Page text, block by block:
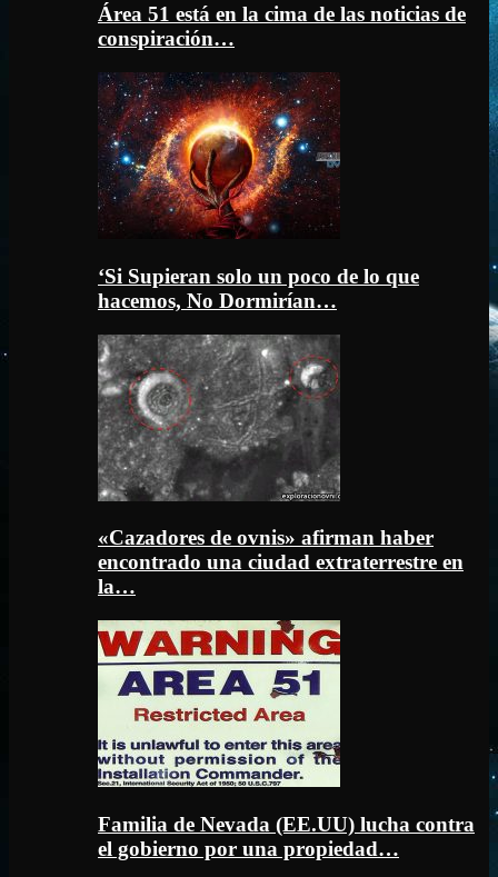
Área 51 está en la cima de las noticias de
conspiración…
‘Si Supieran solo un poco de lo que
hacemos, No Dormirían…
«Cazadores de ovnis» afirman haber
encontrado una ciudad extraterrestre en
la…
Familia de Nevada (EE.UU) lucha contra
el gobierno por una propiedad…